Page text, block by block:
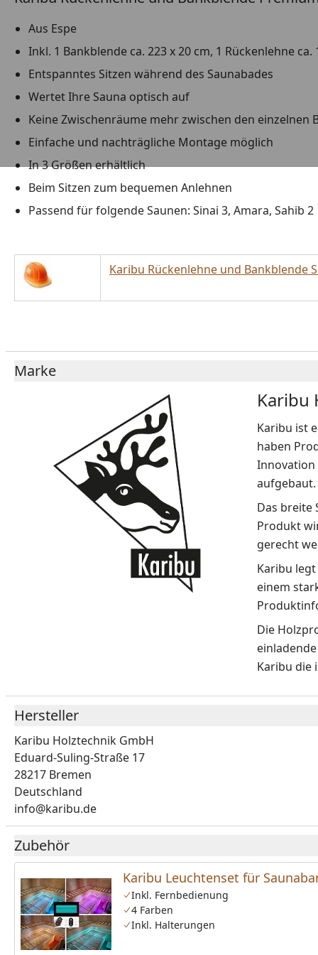
Aus Espe
Inkl. 1 Bankblende ca. 223 x 20 cm, 1 Rückenlehne
Entspanntes Sitzen während des Saunabades
Wertet Ihre Sauna optisch auf
Keine Zwischenräume mehr zwischen den einzelnen
Einfache und nachträgliche Montage möglich
In 3 Größen erhältlich
Beim Sitzen zum bequemen Anlehnen
Passend für folgende Saunen: Sinai 3, Amara, Sahib 2
Karibu Rückenlehne und Bankblende
Marke
Karibu
Karibu ist
haben
Innovation
aufgebaut.
Das breite
Produkt
gerecht
Karibu
einem
Die
Karibu die
Hersteller
Karibu Holztechnik GmbH
Eduard-Suling-Straße 17
28217 Bremen
Deutschland
info@karibu.de
Zubehör
Karibu Leuchtenset für
Inkl. Fernbedienung
4 Farben
Inkl. Halterungen